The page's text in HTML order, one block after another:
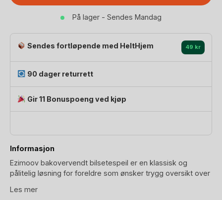
Car
Mirror
På lager - Sendes Mandag
Sendes fortløpende med HeltHjem 49 kr
90 dager returrett
Gir 11 Bonuspoeng ved kjøp
Informasjon
Ezimoov bakovervendt bilsetespeil er en klassisk og
pålitelig løsning for foreldre som ønsker trygg oversikt over
nakkestøtten i baksetet og er lett buet, slik at du får full sikt
Les mer